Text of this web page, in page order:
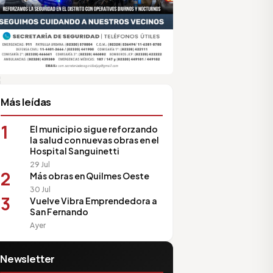
de Medios Vecinales
Más leídas
1
El municipio sigue reforzando
la salud con nuevas obras en el
Hospital Sanguinetti
29 Jul
2 Más obras en Quilmes Oeste
30 Jul
3
Vuelve Vibra Emprendedora a
San Fernando
Ayer
Newsletter